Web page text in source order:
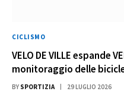
CICLISMO
VELO DE VILLE espande
monitoraggio delle
BY SPORTIZIA 29 LUGLIO 2026